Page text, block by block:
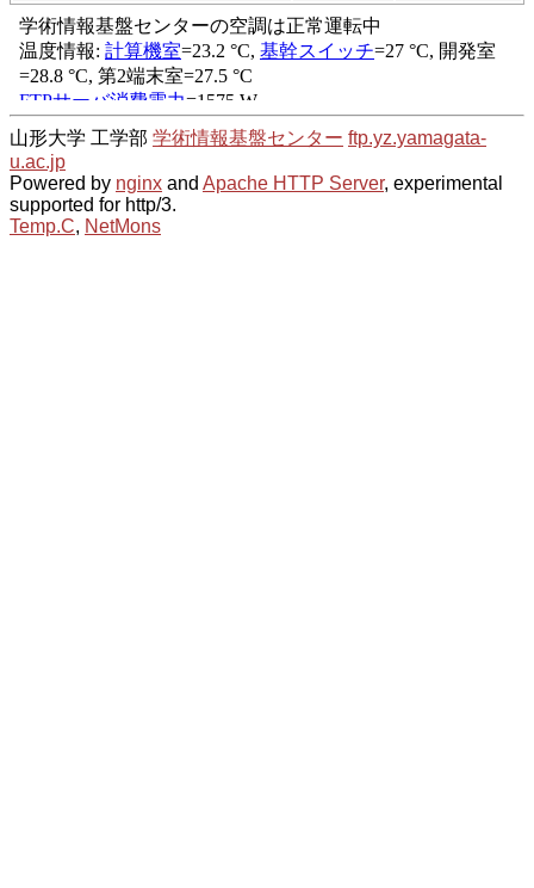
山形大学 工学部 学術情報基盤センター ftp.yz.yamagata-
u.ac.jp
Powered by nginx and Apache HTTP Server, experimental
supported for http/3.
Temp.C, NetMons